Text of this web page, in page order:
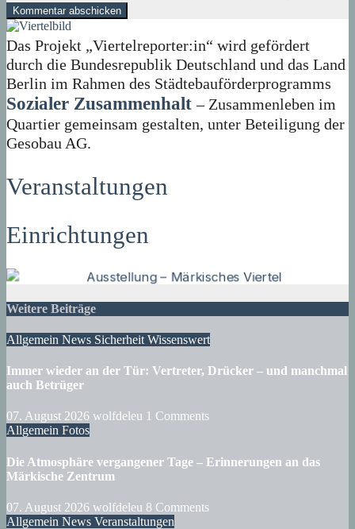
Das Projekt „Viertelreporter:in“ wird gefördert
durch die Bundesrepublik Deutschland und das Land
Berlin im Rahmen des Städtebauförderprogramms
Sozialer Zusammenhalt – Zusammenleben im
Quartier gemeinsam gestalten, unter Beteiligung der
Gesobau AG.
Veranstaltungen
Einrichtungen
Weitere Beiträge
Allgemein News Sicherheit Wissenswert
Immer wieder an der Tür: Vertreter, Drücker – und manchmal
auch Betrüger
07. August 2026 wolfdeleu 1 Comments
Allgemein Fotos
Die Atmosphäre vergangener Tage – Erinnerungen an das
Märkische Zentrum
07. August 2026 wolfdeleu 8 Comments
Allgemein News Veranstaltungen